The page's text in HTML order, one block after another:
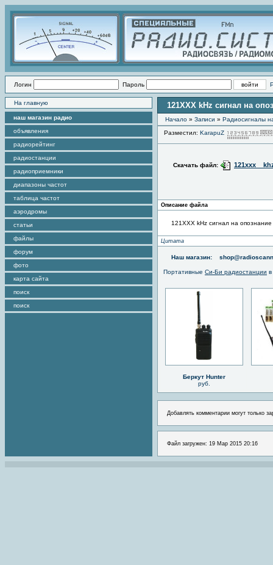
Логин Пароль
На главную
наш магазин радио
объявления
радиорейтинг
радиостанции
радиоприемники
диапазоны частот
таблица частот
аэродромы
статьи
файлы
форум
фото
карта сайта
поиск
поиск
121XXX kHz сигнал на
Начало » Записи » Радиоcигналы
Разместил: KarapuZ
Скачать файл:
Описание файла
121XXX kHz сигнал на опознание
Цитата
Наш магазин:
Портативные Си-Би радиостанции
Беркут Hunter
руб.
Добавлять комментарии могут только
Файл загружен: 19 Мар 2015 20:16